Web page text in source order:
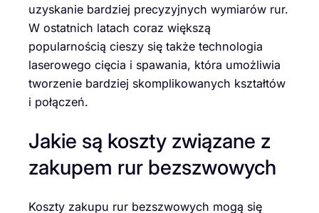
uzyskanie bardziej precyzyjnych wymiarów rur.
W ostatnich latach coraz większą
popularnością cieszy się także technologia
laserowego cięcia i spawania, która umożliwia
tworzenie bardziej skomplikowanych kształtów
i połączeń.
Jakie są koszty związane z
zakupem rur bezszwowych
Koszty zakupu rur bezszwowych mogą się